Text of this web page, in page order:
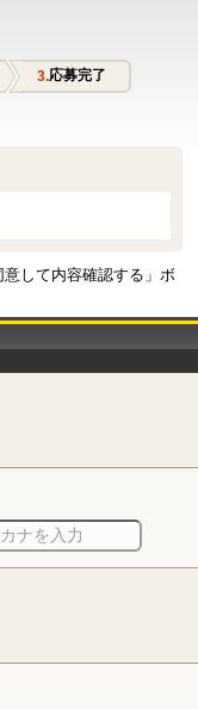
応募完了
して内容確認する」ボ